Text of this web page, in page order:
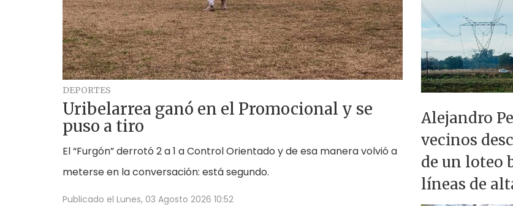
DEPORTES
Uribelarrea ganó en el Promocional y se
puso a tiro
El “Furgón” derrotó 2 a 1 a Control Orientado y de esa manera volvió a
meterse en la conversación: está segundo.
Publicado el Lunes, 03 Agosto 2026 10:52
Alejandro
vecinos
de un loteo
líneas de